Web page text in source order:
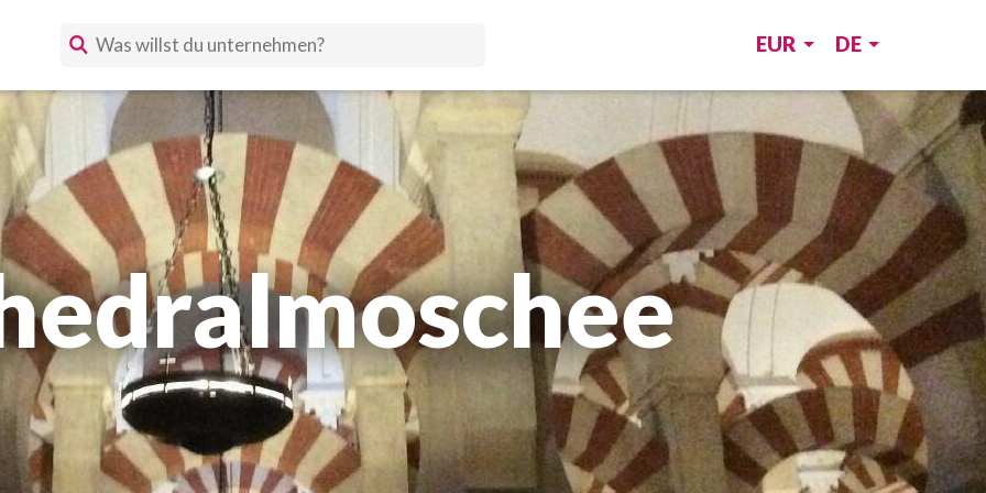
EUR DE